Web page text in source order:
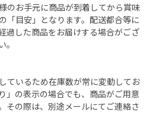
のお手元に商品が到着してから賞味
「目安」となります。配送都合等に
過した商品をお届けする場合がござ
ているため在庫数が常に変動してお
」の表示の場合でも、商品がご用意
その際は、別途メールにてご連絡さ